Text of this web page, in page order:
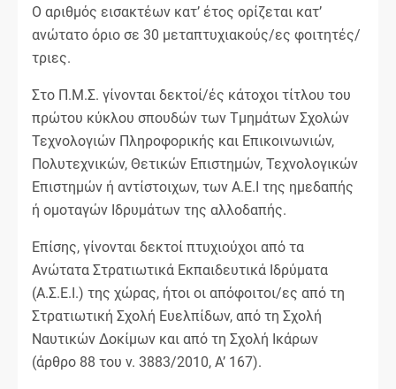
Ο αριθμός εισακτέων κατ’ έτος ορίζεται κατ’
ανώτατο όριο σε 30 μεταπτυχιακούς/ες φοιτητές/
τριες.
Στο Π.Μ.Σ. γίνονται δεκτοί/ές κάτοχοι τίτλου του
πρώτου κύκλου σπουδών των Τμημάτων Σχολών
Τεχνολογιών Πληροφορικής και Επικοινωνιών,
Πολυτεχνικών, Θετικών Επιστημών, Τεχνολογικών
Επιστημών ή αντίστοιχων, των Α.Ε.Ι της ημεδαπής
ή ομοταγών Ιδρυμάτων της αλλοδαπής.
Επίσης, γίνονται δεκτοί πτυχιούχοι από τα
Ανώτατα Στρατιωτικά Εκπαιδευτικά Ιδρύματα
(Α.Σ.Ε.Ι.) της χώρας, ήτοι οι απόφοιτοι/ες από τη
Στρατιωτική Σχολή Ευελπίδων, από τη Σχολή
Ναυτικών Δοκίμων και από τη Σχολή Ικάρων
(άρθρο 88 του ν. 3883/2010, Α’ 167).